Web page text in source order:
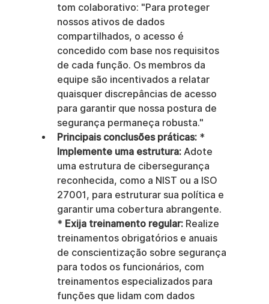
tom colaborativo: "Para proteger
nossos ativos de dados
compartilhados, o acesso é
concedido com base nos requisitos
de cada função. Os membros da
equipe são incentivados a relatar
quaisquer discrepâncias de acesso
para garantir que nossa postura de
segurança permaneça robusta."
Principais conclusões práticas: *
Implemente uma estrutura: Adote
uma estrutura de cibersegurança
reconhecida, como a NIST ou a ISO
27001, para estruturar sua política e
garantir uma cobertura abrangente.
* Exija treinamento regular: Realize
treinamentos obrigatórios e anuais
de conscientização sobre segurança
para todos os funcionários, com
treinamentos especializados para
funções que lidam com dados